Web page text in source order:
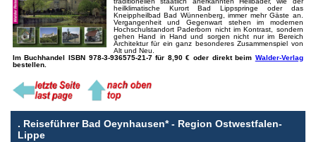
heilklimatische Kurort Bad Lippspringe oder das
Kneippheilbad Bad Wünnenberg, immer mehr Gäste an.
Vergangenheit und Gegenwart stehen im modernen
Hochschulstandort Paderborn nicht im Kontrast, sondern
gehen Hand in Hand und sorgen nicht nur im Bereich
Architektur für ein ganz besonderes Zusammenspiel von
Alt und Neu.
Im Buchhandel ISBN 978-3-936575-21-7 für 8,90 € oder direkt beim Walder-Verlag
bestellen.
. Reiseführer Bad Oeynhausen* - Region Ostwestfalen-
Lippe